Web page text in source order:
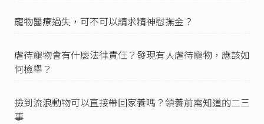
臺北市土地使用分區管制自治條例第71條
及農業設施。」
二 附條件允許使用……（十六）第五十組：農
業及農業設施。」
寵物醫療過失，可不可以請求精神慰撫金？
虐待寵物會有什麼法律責任？發現有人虐待寵物，應該如
何檢舉？
撿到流浪動物可以直接帶回家養嗎？領養前需知道的二三
事